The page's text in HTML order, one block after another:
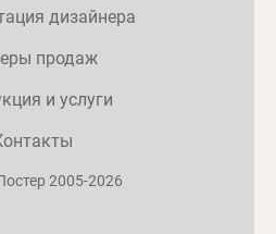
2005-2026
дизайнера
продаж
и услуги